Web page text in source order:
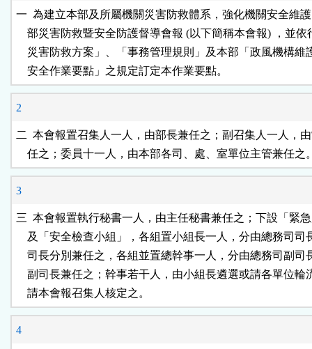
按
鈕
區
一  為建立本部及所屬機關災害防救體系，強化機關安全維
部災害防救暨安全防護督導會報 (以下簡稱本會報) ，並
災害防救方案」、「事務管理規則」及本部「政風機構維
    安全作業要點」之規定訂定本作業要點。
2
二  本會報置召集人一人，由部長兼任之；副召集人一人，
任之；委員十一人，由本部各司、處、室單位主管兼任之
3
三  本會報置執行秘書一人，由主任秘書兼任之；下設「緊
及「安全檢查小組」，各組置小組長一人，分由總務司司
司長分別兼任之，各組並置總幹事一人，分由總務司副司
副司長兼任之；幹事若干人，由小組長遴選或請各單位輪
    請本會報召集人核定之。
4